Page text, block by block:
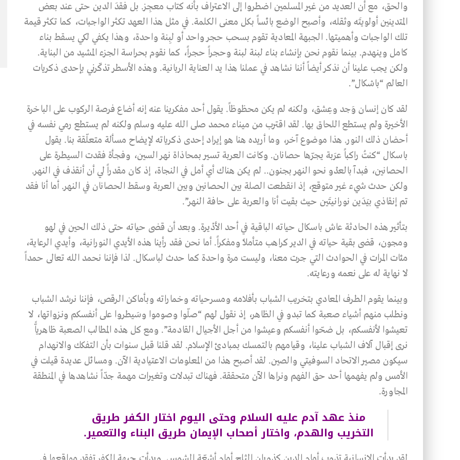
والحق، مع أن العديد من غير المسلمين اضطروا إلى الاعتراف بأنه كتاب معجِز. بل فقدَ الدين حتى عند بعض
المتدينين أولويتَه وثقله، وأصبح الوضع بائساً بكل معنى الكلمة. في مثل هذا العهد تكثر الواجبات، كما تكثر قيمة
تلك الواجبات وأهميتها. الجبهة المعادية تقوم بسحب حجر واحد أو لبِنة واحدة، وهذا يكفي لكي يسقط بناء
كامل وينهدم. بينما نقوم نحن بإنشاء بناء لبنة لبنة وحجراً حجراً، كما نقوم بحراسة الجزء المشيد من البناية.
ولكن يجب علينا أن نذكر أيضاً أننا نشاهد في عملنا هذا يد العناية الربانية. وهذه الأسطر تذكّرني بإحدى ذكريات
العالم “باسْكال”.
لقد كان إنسان وَجد وعِشق، ولكنه لم يكن محظوظاً. يقول أحد مفكرينا عنه إنه أضاع فرصة الركوب على الباخرة
الأخيرة ولم يستطع اللحاق بها. لقد اقترب من ميناء محمد صلى الله عليه وسلم ولكنه لم يستطع رمي نفسه في
أحضان ذلك النور. هذا موضوع آخر، وما أريده هنا هو إيراد إحدى ذكرياته لإيضاح مسألة متعلّقة بنا. يقول
باسكال “كنتُ راكباً عرَبة يجرّها حصانان. وكانت العربة تسير بمحاذاة نهر السين، وفجأة فقدت السيطرة على
الحصانين، فبدآ بالعدْو نحو النهر بجنون.. لم يكن هناك أي أمل في النجاة، إذ كان مقدراً لي أن أنقذف في النهر.
ولكن حدث شيء غير متوقع، إذ انقطعت الصلة بين الحصانين وبين العربة وسقط الحصانان في النهر. أما أنا فقد
تم إنقاذي بيَدَين نورانيتَين حيث بقيت أنا والعربة على حافة النهر”.
بتأثير هذه الحادثة عاش باسكال حياته الباقية في أحد الأدْيرة. وبعد أن قضى حياته حتى ذلك الحين في لهو
ومجون، قضى بقية حياته في الدير كراهب متأملاً ومفكراً. أما نحن فقد رأينا هذه الأيدي النورانية، وأيدي الرعاية،
مئات المرات في الحوادث التي جرت معنا، وليست مرة واحدة كما حدث لباسكال. لذا فإننا نحمد الله تعالى حمداً
لا نهاية له على نعمه ورعايته.
وبينما يقوم الطرف المعادي بتخريب الشباب بأفلامه ومسرحياته وخماراته وبأماكن الرقص، فإننا نرشد الشباب
ونطلب منهم أشياء صعبة كما تبدو في الظاهر، إذ نقول لهم “صلّوا وصوموا وسَيطروا على أنفسكم ونـزواتها، لا
تعيشوا لأنفسكم، بل ضحّوا أنفسكم وعيشوا من أجل الأجيال القادمة”. ومع كل هذه المطالب الصعبة ظاهرياًّ
نرى إقبال آلاف الشباب علينا، وقيامهم بالتمسك بمبادئ الإسلام. لقد قلنا قبل سنوات بأن التفكك والانهدام
سيكون مصير الاتحاد السوفيتي والصين. لقد أصبح هذا من المعلومات الاعتيادية الآن. ومسائل عديدة قيلت في
الأمس ولم يفهمها أحد حق الفهم ونراها الآن متحققة. فهناك تبدلات وتغيرات مهمة جدّاً نشاهدها في المنطقة
المجاورة.
منذ عهد آدم عليه السلام وحتى اليوم اختار الكفر طريق
التخريب والهدم، واختار أصحاب الإيمان طريق البناء والتعمير.